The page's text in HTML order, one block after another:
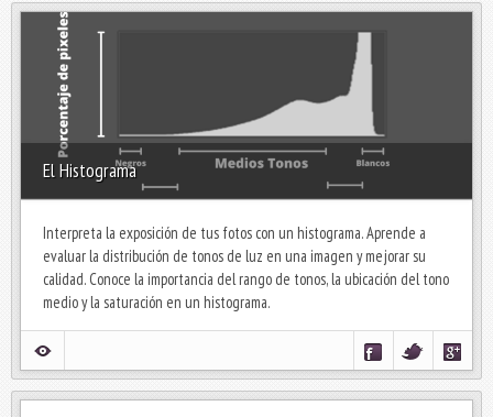
El Histograma
Interpreta la exposición de tus fotos con un histograma. Aprende a
evaluar la distribución de tonos de luz en una imagen y mejorar su
calidad. Conoce la importancia del rango de tonos, la ubicación del tono
medio y la saturación en un histograma.